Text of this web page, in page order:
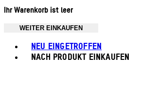
Ihr Warenkorb ist leer
WEITER EINKAUFEN
NEU EINGETROFFEN
NACH PRODUKT EINKAUFEN